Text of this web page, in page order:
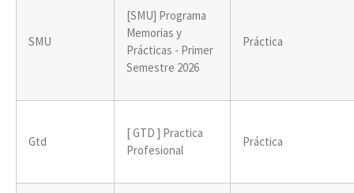
SMU
[SMU] Programa
Memorias y
Prácticas - Primer
Semestre 2026
Práctica
Gtd
[ GTD ] Practica
Profesional
Práctica